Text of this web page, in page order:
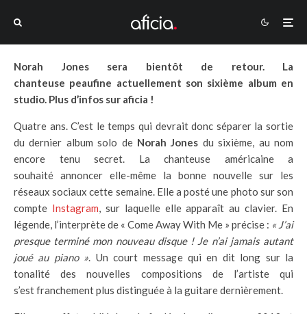
Norah Jones sera bientôt de retour. La
chanteuse peaufine actuellement son sixième album en
studio. Plus d’infos sur aficia !
Quatre ans. C’est le temps qui devrait donc séparer la sortie
du dernier album solo de Norah Jones du sixième, au nom
encore tenu secret. La chanteuse américaine a
souhaité annoncer elle-même la bonne nouvelle sur les
réseaux sociaux cette semaine. Elle a posté une photo sur son
compte Instagram, sur laquelle elle apparaît au clavier. En
légende, l’interprète de « Come Away With Me » précise : «J’ai
presque terminé mon nouveau disque ! Je n’ai jamais autant
joué au piano ». Un court message qui en dit long sur la
tonalité des nouvelles compositions de l’artiste qui
s’est franchement plus distinguée à la guitare dernièrement.